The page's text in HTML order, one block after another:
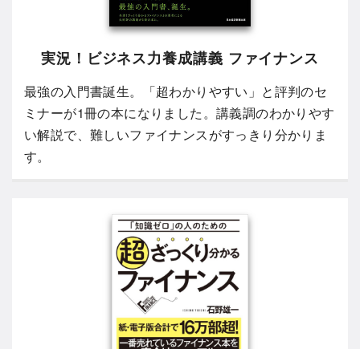
実況！ビジネス力養成講義 ファイナンス
最強の入門書誕生。「超わかりやすい」と評判のセ
ミナーが1冊の本になりました。講義調のわかりやす
い解説で、難しいファイナンスがすっきり分かりま
す。